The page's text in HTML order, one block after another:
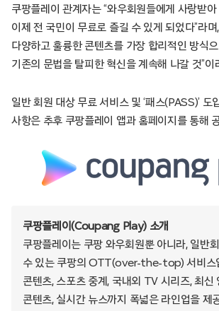
쿠팡플레이 관계자는 “와우회원들에게 사랑받
이제 전 국민이 무료로 즐길 수 있게 되었다”라며
다양하고 훌륭한 콘텐츠를 가장 합리적인 방식
기존의 문법을 탈피한 혁신을 계속해 나갈 것”이
일반 회원 대상 무료 서비스 및 ‘패스(PASS)’ 도
사항은 추후 쿠팡플레이 앱과 홈페이지를 통해
쿠팡플레이(Coupang Play) 소개
쿠팡플레이는 쿠팡 와우회원뿐 아니라, 일반
수 있는 쿠팡의 OTT(over-the-top) 서비스
콘텐츠, 스포츠 중계, 국내외 TV 시리즈, 최신
콘텐츠, 실시간 뉴스까지 폭넓은 라인업을 제